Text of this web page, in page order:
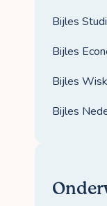
Bijles
Bijles
Bijles
Bijles